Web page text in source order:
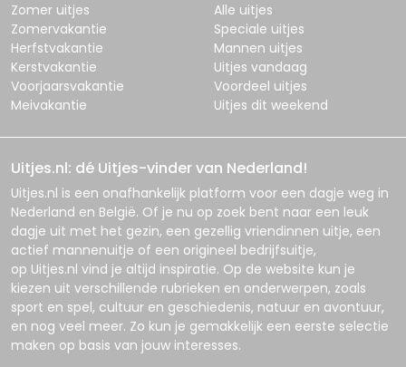
Zomer uitjes
Zomervakantie
Herfstvakantie
Kerstvakantie
Voorjaarsvakantie
Meivakantie
Alle uitjes
Speciale uitjes
Mannen uitjes
Uitjes vandaag
Voordeel uitjes
Uitjes dit weekend
Uitjes.nl: dé Uitjes-vinder van Nederland!
Uitjes.nl is een onafhankelijk platform voor een dagje weg in
Nederland en België. Of je nu op zoek bent naar een leuk
dagje uit met het gezin, een gezellig vriendinnen uitje, een
actief mannenuitje of een origineel bedrijfsuitje,
op Uitjes.nl vind je altijd inspiratie. Op de website kun je
kiezen uit verschillende rubrieken en onderwerpen, zoals
sport en spel, cultuur en geschiedenis, natuur en avontuur,
en nog veel meer. Zo kun je gemakkelijk een eerste selectie
maken op basis van jouw interesses.